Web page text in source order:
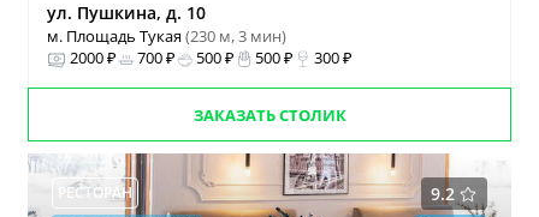
ул. Пушкина, д. 10
м. Площадь Тукая(230 м, 3 мин)
2000 ₽
700 ₽ 500 ₽ 500 ₽ 300 ₽
ЗАКАЗАТЬ СТОЛИК
9.2
РЕСТОРАН